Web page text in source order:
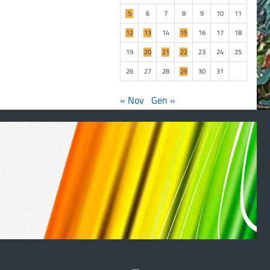
5
6 7 8 9 10
11
12
13 14 15 16 17
18
19
20 21 22 23 24
25
26
27 28 29 30 31
« Nov Gen »